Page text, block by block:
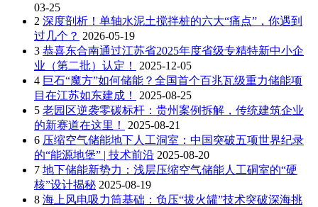
03-25
2 深度剖析！单轴水泥土搅拌桩的六大“痛点”，你遇到
过几个？ 2026-05-19
3 恭喜东合南通过江苏省2025年度省级专精特新中小企
业（第二批）认定！
2025-12-05
4 巨石“魔方”如何储能？全国首个百兆瓦级重力储能项
目在江苏如东建成！
2025-08-25
5 老园区逆袭零碳标杆：贵州案例拆解，传统建筑企业
的新赛道在这里！
2025-08-21
6 压缩空气储能地下人工洞室：中国突破五项世界纪录
的“能源地堡” | 技术前沿 2025-08-20
7 地下储能新势力：浅层压缩空气储能人工硐室的“硬
核”设计揭秘 2025-08-19
8 海上风电吸力筒基础：负压“拔火罐”技术突破深海挑